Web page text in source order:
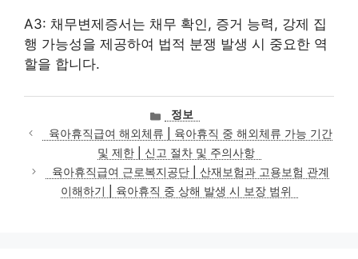
A3: 채무변제증서는 채무 확인, 증거 능력, 강제 집
행 가능성을 제공하여 법적 분쟁 발생 시 중요한 역
할을 합니다.
카
테
고
리
정보
육아휴직급여 해외체류 | 육아휴직 중 해외체류 가능 기간
및 제한 | 신고 절차 및 주의사항
육아휴직급여 근로복지공단 | 산재보험과 고용보험 관계
이해하기 | 육아휴직 중 상해 발생 시 보장 범위